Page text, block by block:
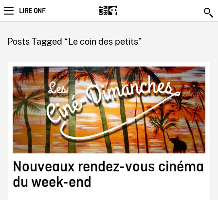
LIRE ONF
Posts Tagged “Le coin des petits”
Nouveaux rendez-vous cinéma
du week-end